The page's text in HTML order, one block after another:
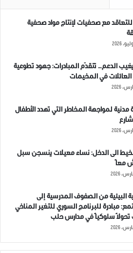
مع صحفيات لإنتاج مواد صحفية
الدعم… تتقدّم المبادرات: جهود تطوعية
في المخيمات
مدنية لمواجهة المخاطر التي تهدد الأطفال
الى الدخل: نساء معيلات ينسجن سبل
معاً
البيئية من الصفوف المدرسية إلى
مبادرة للبرنامج السوري للتغير المناخي
تحولاً سلوكياً في مدارس حلب